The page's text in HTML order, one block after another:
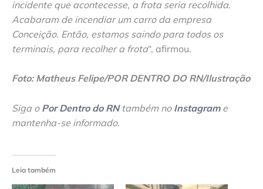
incidente que acontecesse, a frota seria recolhida.
Acabaram de incendiar um carro da empresa
Conceição. Então, estamos saindo para todos os
terminais, para recolher a frota“, afirmou.
Foto: Matheus Felipe/POR DENTRO DO RN/Ilustração
Siga o Por Dentro do RNtambém no Instagrame
mantenha-se informado.
Leia também